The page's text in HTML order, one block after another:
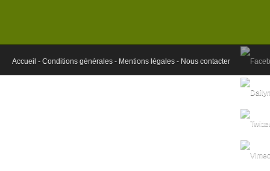
Accueil - Conditions générales - Mentions légales - Nous contacter